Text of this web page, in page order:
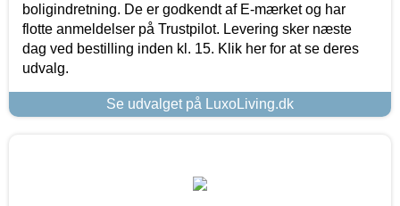
boligindretning. De er godkendt af E-mærket og har
flotte anmeldelser på Trustpilot. Levering sker næste
dag ved bestilling inden kl. 15. Klik her for at se deres
udvalg.
Se udvalget på LuxoLiving.dk